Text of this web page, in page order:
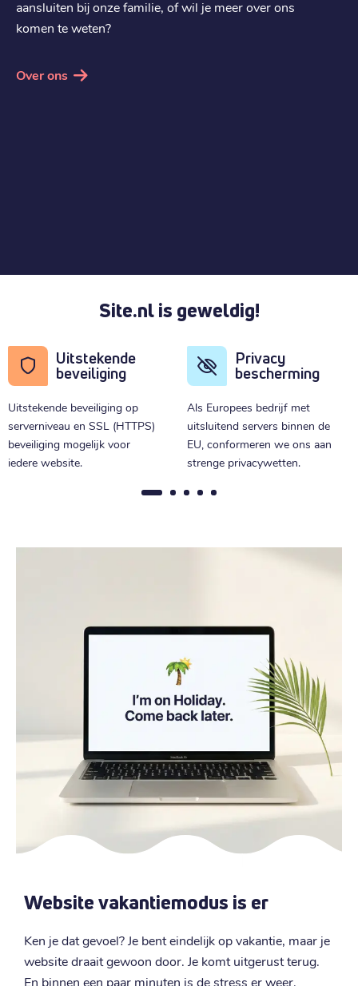
aansluiten bij onze familie, of wil je meer over ons
komen te weten?
Over ons
Site.nl is geweldig!
Uitstekende
beveiliging
Uitstekende beveiliging op
serverniveau en SSL (HTTPS)
beveiliging mogelijk voor
iedere website.
Privacy
bescherming
Als Europees bedrijf met
uitsluitend servers binnen de
EU, conformeren we ons aan
strenge privacywetten.
Website vakantiemodus is er
Ken je dat gevoel? Je bent eindelijk op vakantie, maar je
website draait gewoon door. Je komt uitgerust terug.
En binnen een paar minuten is de stress er weer.